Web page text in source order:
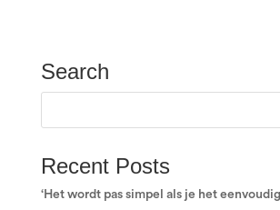
Search
Recent Posts
‘Het wordt pas simpel als je het